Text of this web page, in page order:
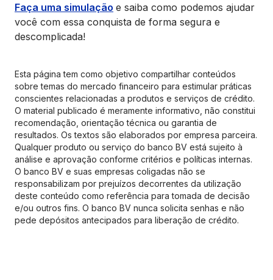
Faça uma simulação e saiba como podemos ajudar
você com essa conquista de forma segura e
descomplicada!
Esta página tem como objetivo compartilhar conteúdos
sobre temas do mercado financeiro para estimular práticas
conscientes relacionadas a produtos e serviços de crédito.
O material publicado é meramente informativo, não constitui
recomendação, orientação técnica ou garantia de
resultados. Os textos são elaborados por empresa parceira.
Qualquer produto ou serviço do banco BV está sujeito à
análise e aprovação conforme critérios e políticas internas.
O banco BV e suas empresas coligadas não se
responsabilizam por prejuízos decorrentes da utilização
deste conteúdo como referência para tomada de decisão
e/ou outros fins. O banco BV nunca solicita senhas e não
pede depósitos antecipados para liberação de crédito.